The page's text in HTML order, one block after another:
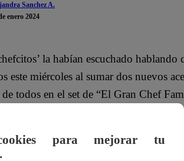
Sanchez A.
enero 2024
la habían escuchado
este miércoles al sumar dos nuevos
todos en el set de “El Gran Chef
habla como chilena, como argentina”,
para mejorar tu